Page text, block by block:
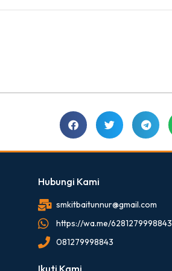
Hubungi Kami
smkitbaitunnur@gmail.com
https://wa.me/6281279998843
081279998843